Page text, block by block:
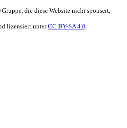
die diese Website nicht sponsert,
lizensiert unterCC BY-SA 4.0